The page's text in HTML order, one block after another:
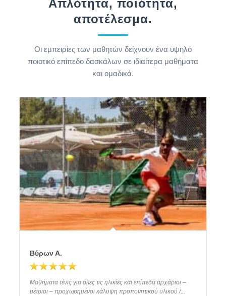
Απλότητα, ποιότητα,
αποτέλεσμα.
Οι εμπειρίες των μαθητών δείχνουν ένα υψηλό
ποιοτικό επίπεδο δασκάλων σε ιδιαίτερα μαθήματα
και ομαδικά.
Βύρων Α.
Μαθήματα τένις για όλες τις ηλικίες και επίπεδα αρχάριοι –
μέτριοι – προχωρημένοι κάλυψη προπονητικού υλικού /...